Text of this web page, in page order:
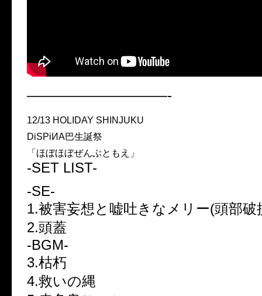
——————————-
12/13 HOLIDAY SHINJUKU
DiSPiИA巴生誕祭
「ほぼほぼぜんぶともえ」
-SET LIST-
-SE-
1.被害妄想と嘘吐きなメリー(頭部破
2.頭蓋
-BGM-
3.枯朽
4.救いの縄